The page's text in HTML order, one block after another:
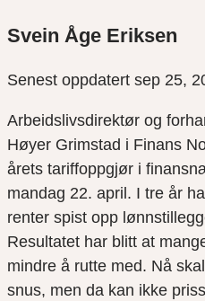
Svein Åge Eriksen
Senest oppdatert sep 25,
Arbeidslivsdirektør og
Høyer Grimstad i Finans
årets tariffoppgjør i
mandag 22. april. I tre år
renter spist opp
Resultatet har blitt at
mindre å rutte med. Nå
snus, men da kan ikke